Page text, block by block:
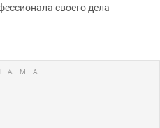
своего дела